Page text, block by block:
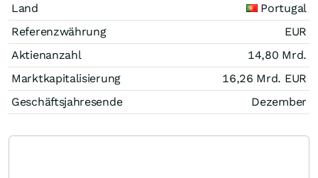
Land
Portugal
Referenzwährung
EUR
Aktienanzahl
14,80 Mrd.
Marktkapitalisierung
16,26 Mrd. EUR
Geschäftsjahresende
Dezember